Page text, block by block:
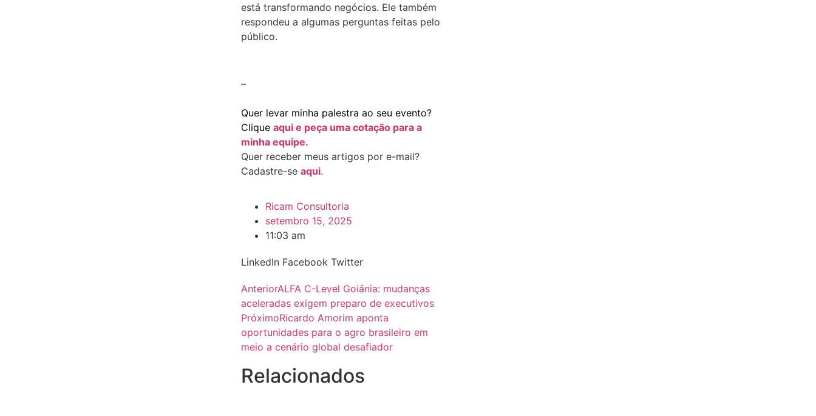
está transformando negócios. Ele também
respondeu a algumas perguntas feitas pelo
público.
–
Quer levar minha palestra ao seu evento?
Clique aqui e peça uma cotação para a
minha equipe.
Quer receber meus artigos por e-mail?
Cadastre-se aqui.
Ricam Consultoria
setembro 15, 2025
11:03 am
LinkedIn Facebook Twitter
AnteriorALFA C-Level Goiânia: mudanças
aceleradas exigem preparo de executivos
PróximoRicardo Amorim aponta
oportunidades para o agro brasileiro em
meio a cenário global desafiador
Relacionados